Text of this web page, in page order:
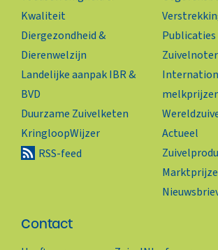
Kwaliteit
Diergezondheid &
Dierenwelzijn
Landelijke aanpak IBR &
BVD
Duurzame Zuivelketen
KringloopWijzer
RSS-feed
Actueel
Contact